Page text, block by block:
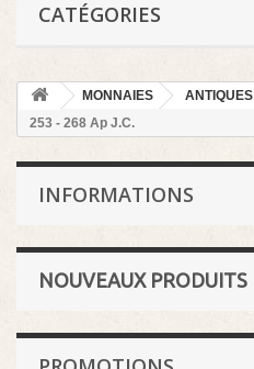
CATÉGORIES
MONNAIES ANTIQUES
253 - 268 Ap J.C.
INFORMATIONS
NOUVEAUX PRODUITS